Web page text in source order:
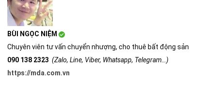
BÙI NGỌC NIỆM
Chuyên viên tư vấn chuyển nhượng, cho thuê bất động sản
090 138 2323 (Zalo, Line, Viber, Whatsapp, Telegram…)
https://mda.com.vn